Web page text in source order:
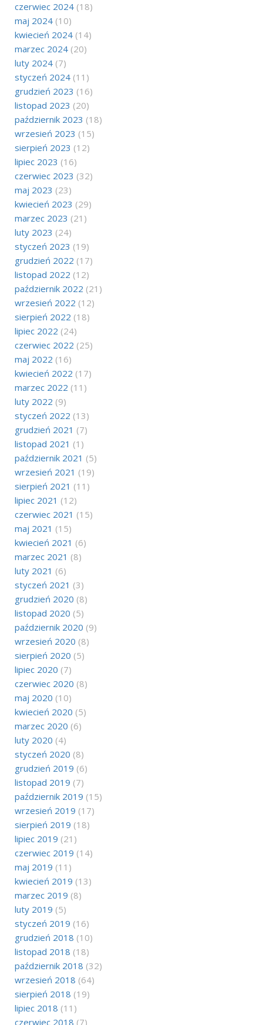
czerwiec 2024 (18)
maj 2024 (10)
kwiecień 2024 (14)
marzec 2024 (20)
luty 2024 (7)
styczeń 2024 (11)
grudzień 2023 (16)
listopad 2023 (20)
październik 2023 (18)
wrzesień 2023 (15)
sierpień 2023 (12)
lipiec 2023 (16)
czerwiec 2023 (32)
maj 2023 (23)
kwiecień 2023 (29)
marzec 2023 (21)
luty 2023 (24)
styczeń 2023 (19)
grudzień 2022 (17)
listopad 2022 (12)
październik 2022 (21)
wrzesień 2022 (12)
sierpień 2022 (18)
lipiec 2022 (24)
czerwiec 2022 (25)
maj 2022 (16)
kwiecień 2022 (17)
marzec 2022 (11)
luty 2022 (9)
styczeń 2022 (13)
grudzień 2021 (7)
listopad 2021 (1)
październik 2021 (5)
wrzesień 2021 (19)
sierpień 2021 (11)
lipiec 2021 (12)
czerwiec 2021 (15)
maj 2021 (15)
kwiecień 2021 (6)
marzec 2021 (8)
luty 2021 (6)
styczeń 2021 (3)
grudzień 2020 (8)
listopad 2020 (5)
październik 2020 (9)
wrzesień 2020 (8)
sierpień 2020 (5)
lipiec 2020 (7)
czerwiec 2020 (8)
maj 2020 (10)
kwiecień 2020 (5)
marzec 2020 (6)
luty 2020 (4)
styczeń 2020 (8)
grudzień 2019 (6)
listopad 2019 (7)
październik 2019 (15)
wrzesień 2019 (17)
sierpień 2019 (18)
lipiec 2019 (21)
czerwiec 2019 (14)
maj 2019 (11)
kwiecień 2019 (13)
marzec 2019 (8)
luty 2019 (5)
styczeń 2019 (16)
grudzień 2018 (10)
listopad 2018 (18)
październik 2018 (32)
wrzesień 2018 (64)
sierpień 2018 (19)
lipiec 2018 (11)
czerwiec 2018 (7)